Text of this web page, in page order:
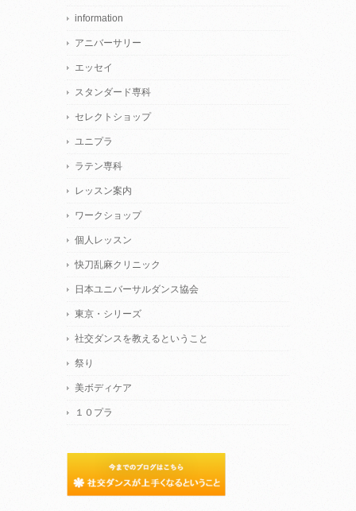
information
アニバーサリー
エッセイ
スタンダード専科
セレクトショップ
ユニプラ
ラテン専科
レッスン案内
ワークショップ
個人レッスン
快刀乱麻クリニック
日本ユニバーサルダンス協会
東京・シリーズ
社交ダンスを教えるということ
祭り
美ボディケア
１０プラ